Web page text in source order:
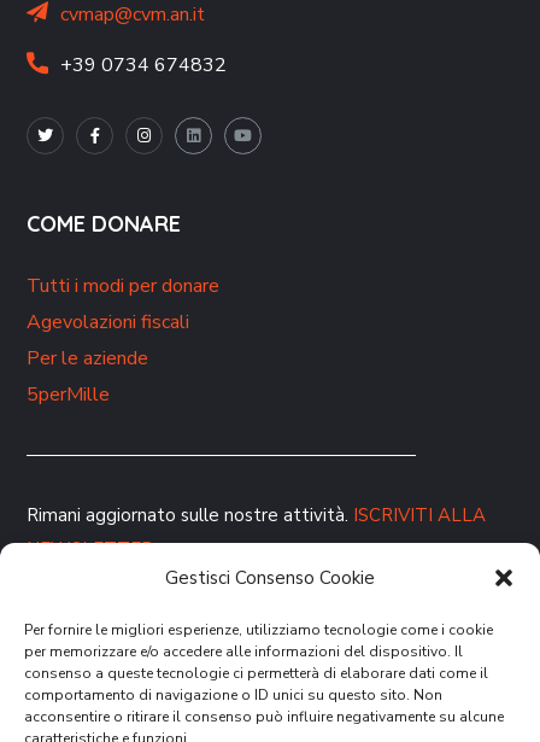
Gestisci Consenso Cookie
Per fornire le migliori esperienze, utilizziamo tecnologie come i cookie
per memorizzare e/o accedere alle informazioni del dispositivo. Il
consenso a queste tecnologie ci permetterà di elaborare dati come il
comportamento di navigazione o ID unici su questo sito. Non
acconsentire o ritirare il consenso può influire negativamente su alcune
cvmap@cvm.an.it
+39 0734 674832
COME DONARE
Tutti i modi per donare
Agevolazioni fiscali
Per le aziende
5perMille
Rimani aggiornato sulle nostre attività. ISCRIVITI ALLA
NEWSLETTER